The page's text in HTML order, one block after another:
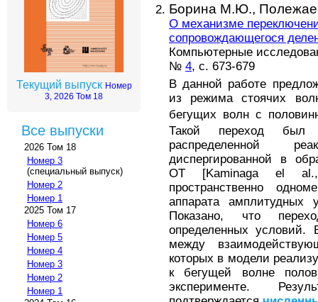
Текущий выпуск Номер
3, 2026 Том 18
Все выпуски
2026 Том 18
Номер 3
(специальный выпуск)
Номер 2
Номер 1
2025 Том 17
Номер 6
Номер 5
Номер 4
Номер 3
Номер 2
Номер 1
Борина М.Ю.,
О механизме
сопровождающегося
Компьютерные
№ 4, с. 673-679
В данной работе
из режима стоячих
бегущих волн с
Такой переход был
распределенной
диспергированной в
OT [Kaminaga el
пространственно
аппарата амплитудных
Показано, что
определенных
между
которых в модели
к бегущей волне
эксперименте.